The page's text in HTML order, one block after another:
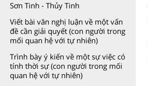
Sơn Tinh - Thủy Tinh
Viết bài văn nghị luận về một vấn
đề cần giải quyết (con người trong
mối quan hệ với tự nhiên)
Trình bày ý kiến về một sự việc có
tính thời sự (con người trong mối
quan hệ với tự nhiên)